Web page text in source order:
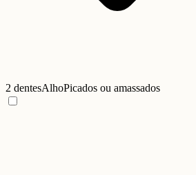
2 dentesAlhoPicados ou amassados